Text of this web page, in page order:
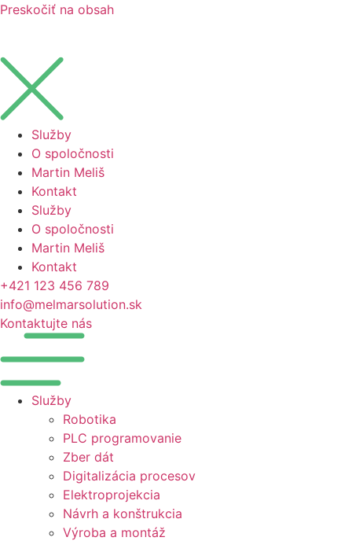
Preskočiť na obsah
Služby
O spoločnosti
Martin Meliš
Kontakt
Služby
O spoločnosti
Martin Meliš
Kontakt
+421 123 456 789
info@melmarsolution.sk
Kontaktujte nás
Služby
Robotika
PLC programovanie
Zber dát
Digitalizácia procesov
Elektroprojekcia
Návrh a konštrukcia
Výroba a montáž